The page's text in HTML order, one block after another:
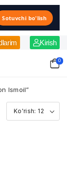
Sotuvchi bo'lish
Kirish
0
Ismoil”